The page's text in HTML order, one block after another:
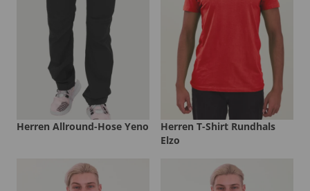
Herren Allround-Hose Yeno
Herren T-Shirt Rundhals
Elzo